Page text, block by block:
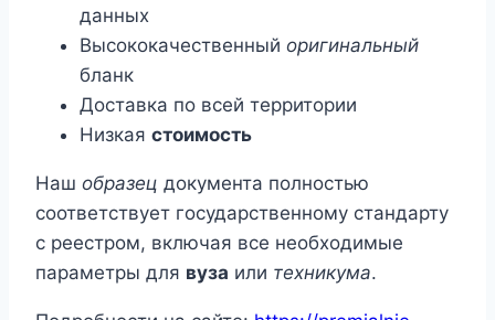
данных
Высококачественный оригинальный
бланк
Доставка по всей территории
Низкая стоимость
Наш образец документа полностью
соответствует государственному стандарту
с реестром, включая все необходимые
параметры для вуза или техникума.